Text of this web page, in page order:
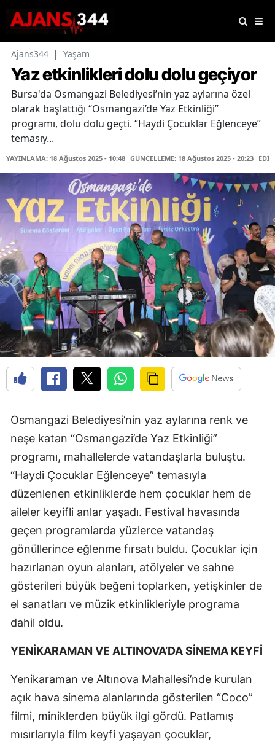
Ajans344 | Yaşam
Yaz etkinlikleri dolu dolu geçiyor
Bursa'da Osmangazi Belediyesi’nin yaz aylarına özel
olarak başlattığı “Osmangazi’de Yaz Etkinliği”
programı, dolu dolu geçti. “Haydi Çocuklar Eğlenceye”
temasıy...
YAYINLAMA: 18 Ağustos 2025 - 10:48 GÜNCELLEME: 18 Ağustos 2025 - 20:23
Osmangazi Belediyesi’nin yaz aylarına renk ve
neşe katan “Osmangazi’de Yaz Etkinliği”
programı, mahallelerde vatandaşlarla buluştu.
“Haydi Çocuklar Eğlenceye” temasıyla
düzenlenen etkinliklerde hem çocuklar hem de
aileler keyifli anlar yaşadı. Festival havasında
geçen programlarda yüzlerce vatandaş
gönüllerince eğlenme fırsatı buldu. Çocuklar için
hazırlanan oyun alanları, atölyeler ve sahne
gösterileri büyük beğeni toplarken, yetişkinler de
el sanatları ve müzik etkinlikleriyle programa
dahil oldu.
YENİKARAMAN VE ALTINOVA’DA SİNEMA KEYFİ
Yenikaraman ve Altınova Mahallesi’nde kurulan
açık hava sinema alanlarında gösterilen “Coco”
filmi, miniklerden büyük ilgi gördü. Patlamış
mısırlarıyla film keyfi yaşayan çocuklar,